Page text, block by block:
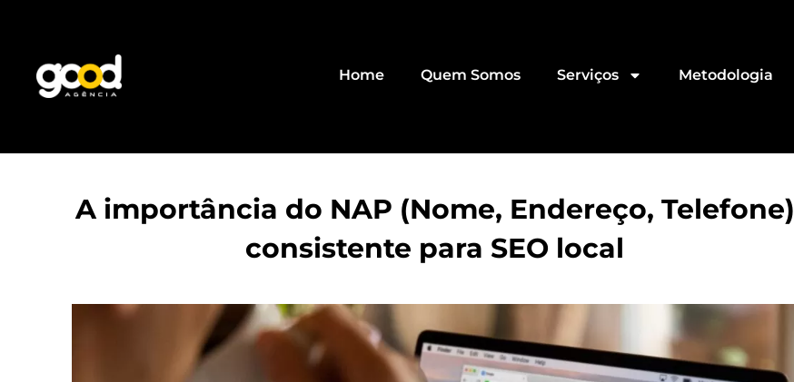
Home Quem Somos Serviços Metodologia
A importância do NAP (Nome, Endereço, Telefone)
consistente para SEO local